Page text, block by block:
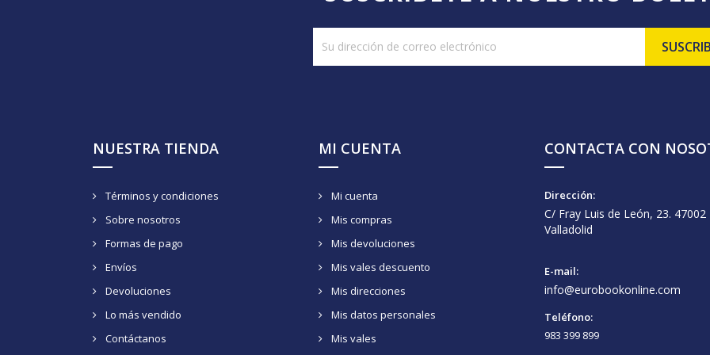
NUESTRA TIENDA
Términos y condiciones
Sobre nosotros
Formas de pago
Envíos
Devoluciones
Lo más vendido
Contáctanos
MI CUENTA
Mi cuenta
Mis compras
Mis devoluciones
Mis vales descuento
Mis direcciones
Mis datos personales
Mis vales
CONTACTA CON
Dirección:
C/ Fray Luis de León, 23. 47002
Valladolid
E-mail:
info@eurobookonline.com
Teléfono:
983 399 899